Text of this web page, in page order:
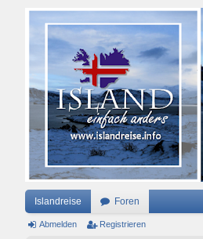
Islandreise Foren
Abmelden Registrieren